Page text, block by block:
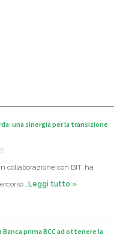
una sinergia per la transizione
collaborazione con BIT, ha
…Leggi tutto »
prima BCC ad ottenere la